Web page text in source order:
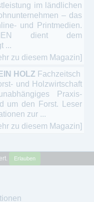
im ländlichen
– das
und Printmedien.
dient dem
...
zu diesem Magazin]
HOLZ Fachzeitsch
und Holzwirtschaft
Praxis-
um den Forst. Leser
zur ...
zu diesem Magazin]
Erlauben